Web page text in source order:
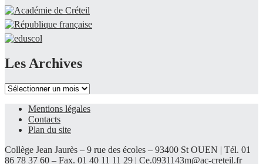
Les Archives
Les
Mentions légales
Contacts
Plan du site
Collège Jean Jaurès – 9 rue des écoles – 93400 St OUEN | Tél. 01
86 78 37 60 – Fax. 01 40 11 11 29 | Ce.0931143m@ac-creteil.fr